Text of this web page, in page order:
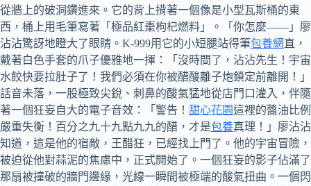
從牆上的破洞鑽進來。它的背上揹著一個像是小型瓦斯桶的東
西，桶上用毛筆寫著「極品紅棗枸杞燃料」。「你怎麼——」廖
沾沾驚訝地瞪大了眼睛。K-999用它的小短腿站得筆包養網直，
戴著白色手套的爪子優雅地一揮：「沒時間了，沾沾先生！宇宙
水餃快要拉肚子了！我們必須在你被醋酸離子炮鎖定前離開！」
話音未落，一股極致尖銳、刺鼻的酸氣猛地從店門口灌入，伴隨
著一個狂妄自大的電子音效：「警告！ 甜心花園這裡的醬油比例
嚴重失衡！百分之九十九點九九的醋，才是包養真理！」廖沾沾
知道，這是他的宿敵，王醋狂，已經找上門了。他的宇宙冒險，
被迫從他對蒜泥的焦慮中，正式開始了。一個狂妄的影子佔滿了
那扇被撞破的牆門邊緣，光線一瞬間被極端的酸氣扭曲。一個閃